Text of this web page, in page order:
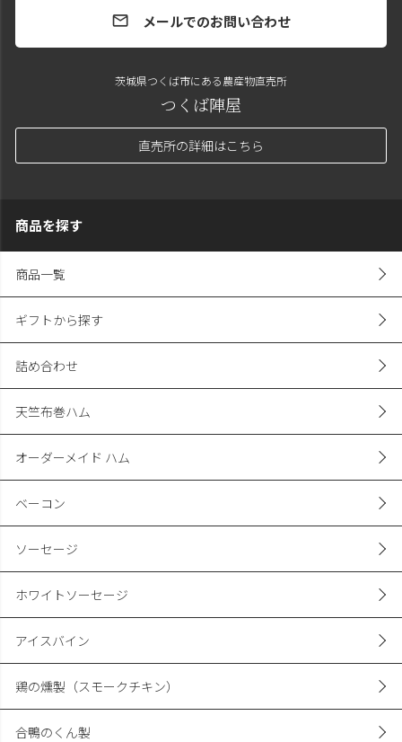
mail メールでのお問い合わせ
茨城県つくば市にある農産物直売所
つくば陣屋
直売所の詳細はこちら
商品を探す
商品一覧
ギフトから探す
詰め合わせ
天竺布巻ハム
オーダーメイド ハム
ベーコン
ソーセージ
ホワイトソーセージ
アイスバイン
鶏の燻製（スモークチキン）
合鴨のくん製